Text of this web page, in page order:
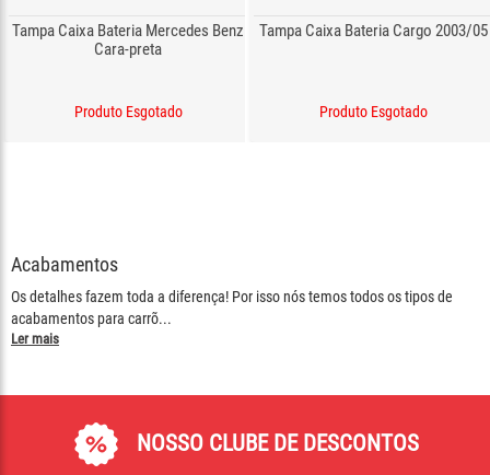
Tampa Caixa Bateria Mercedes Benz
Cara-preta
Produto Esgotado
Tampa Caixa Bateria Cargo 2003/05
Produto Esgotado
Acabamentos
Os detalhes fazem toda a diferença! Por isso nós temos todos os tipos de
acabamentos para carrõ...
Ler mais
NOSSO CLUBE DE DESCONTOS